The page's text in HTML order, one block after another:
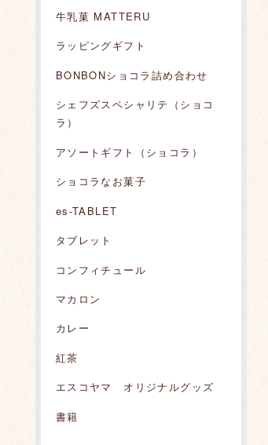
牛乳菓 MATTERU
ラッピングギフト
BONBONショコラ詰め合わせ
シェフズスペシャリテ（ショコ
ラ）
アソートギフト（ショコラ）
ショコラなお菓子
es-TABLET
タブレット
コンフィチュール
マカロン
カレー
紅茶
エスコヤマ オリジナルグッズ
書籍